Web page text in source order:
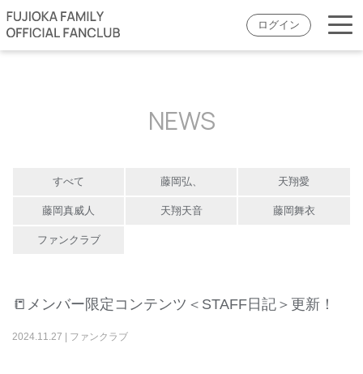
ログイン
NEWS
すべて 藤岡弘、 天翔愛
藤岡真威人 天翔天音 藤岡舞衣
ファンクラブ
📒メンバー限定コンテンツ＜STAFF日記＞更新！
2024.11.27 ファンクラブ